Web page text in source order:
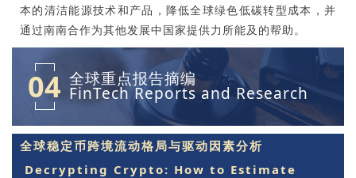
本的清洁能源技术和产品，降低全球绿色低碳转型成本，并
通过南南合作为其他发展中国家提供力所能及的帮助。
04 全球重点报告摘编
FinTech Reports and Research
全球稳定币跨境流动格局与驱动因素分析
Decrypting Crypto: How to Estimate